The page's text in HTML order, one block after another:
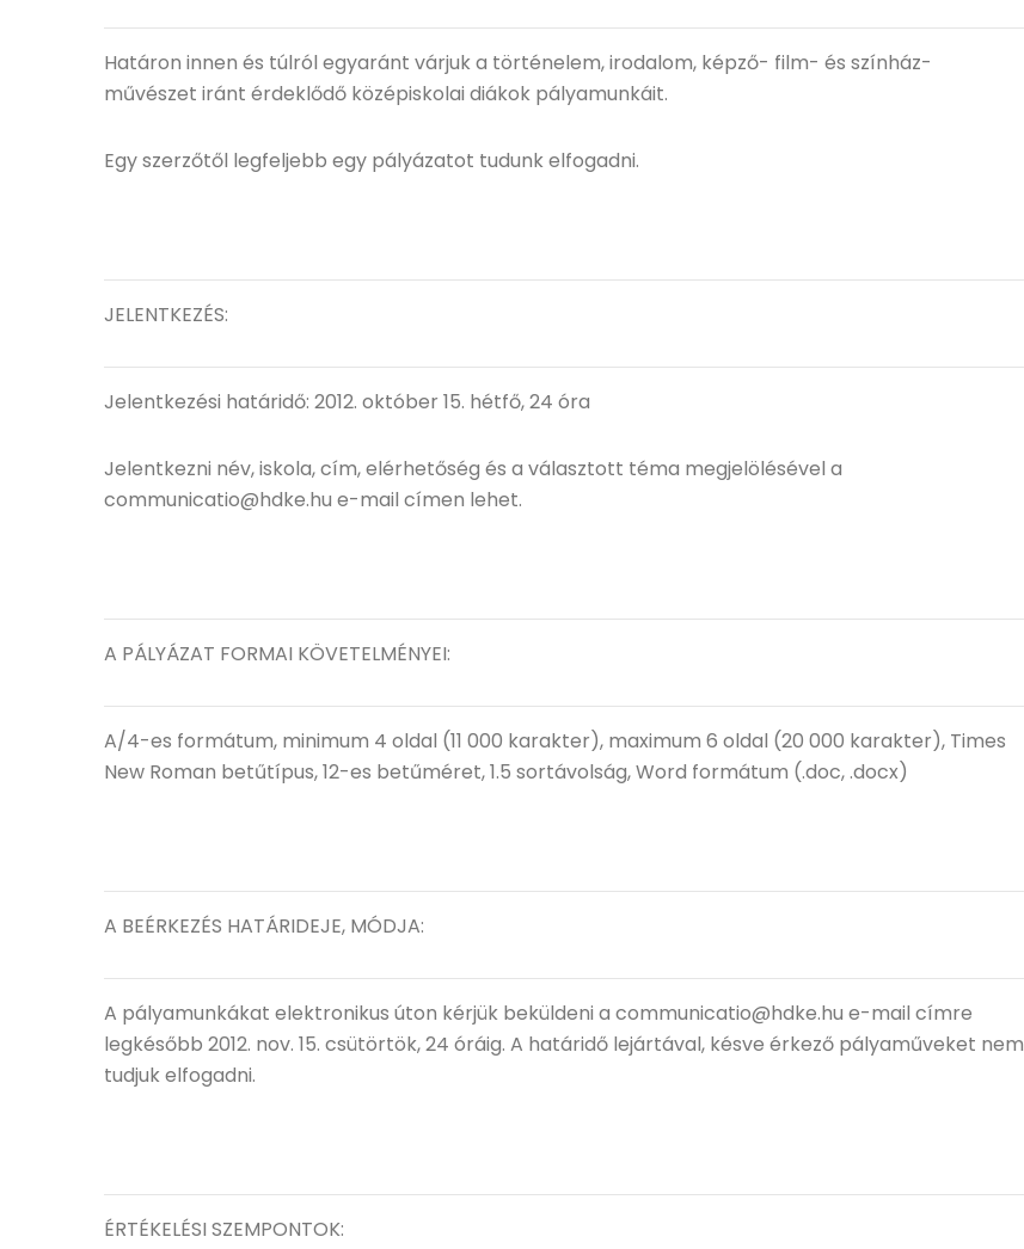
Határon innen és túlról egyaránt várjuk a történelem, irodalom, képző- film- és színház-
művészet iránt érdeklődő középiskolai diákok pályamunkáit.
Egy szerzőtől legfeljebb egy pályázatot tudunk elfogadni.
JELENTKEZÉS:
Jelentkezési határidő: 2012. október 15. hétfő, 24 óra
Jelentkezni név, iskola, cím, elérhetőség és a választott téma megjelölésével a
communicatio@hdke.hu e-mail címen lehet.
A PÁLYÁZAT FORMAI KÖVETELMÉNYEI:
A/4-es formátum, minimum 4 oldal (11 000 karakter), maximum 6 oldal (20 000 karakter), Times
New Roman betűtípus, 12-es betűméret, 1.5 sortávolság, Word formátum (.doc, .docx)
A BEÉRKEZÉS HATÁRIDEJE, MÓDJA:
A pályamunkákat elektronikus úton kérjük beküldeni a communicatio@hdke.hu e-mail címre
legkésőbb 2012. nov. 15. csütörtök, 24 óráig. A határidő lejártával, késve érkező pályaműveket nem
tudjuk elfogadni.
ÉRTÉKELÉSI SZEMPONTOK: